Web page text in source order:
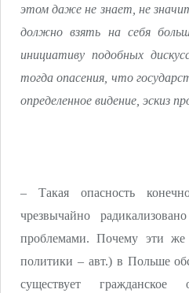
этом даже не знает, не
должно взять на себя
инициативу подобных
тогда опасения, что
определенное видение, эскиз
– Такая опасность
чрезвычайно
проблемами. Почему эти же
политики – авт.) в Польше
существует